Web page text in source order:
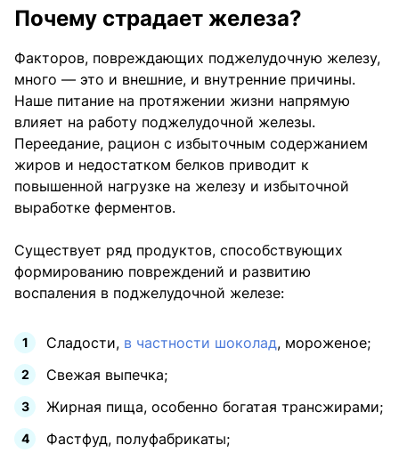
Почему страдает железа?
Факторов, повреждающих поджелудочную железу,
много — это и внешние, и внутренние причины.
Наше питание на протяжении жизни напрямую
влияет на работу поджелудочной железы.
Переедание, рацион с избыточным содержанием
жиров и недостатком белков приводит к
повышенной нагрузке на железу и избыточной
выработке ферментов.
Существует ряд продуктов, способствующих
формированию повреждений и развитию
воспаления в поджелудочной железе:
Сладости, в частности шоколад, мороженое;
Свежая выпечка;
Жирная пища, особенно богатая трансжирами;
Фастфуд, полуфабрикаты;